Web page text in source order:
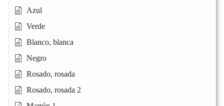
Azul
Verde
Blanco, blanca
Negro
Rosado, rosada
Rosado, rosada 2